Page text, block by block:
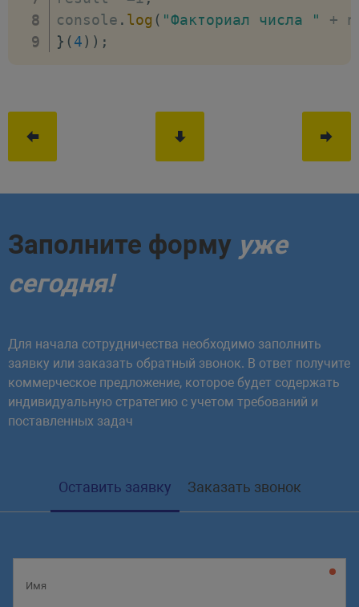
console . log ( "Факториал числа " +
} (4) ) ;
Заполните форму уже
сегодня!
Для начала сотрудничества необходимо заполнить
заявку или заказать обратный звонок. В ответ получите
коммерческое предложение, которое будет содержать
индивидуальную стратегию с учетом требований и
поставленных задач
Оставить заявку Заказать звонок